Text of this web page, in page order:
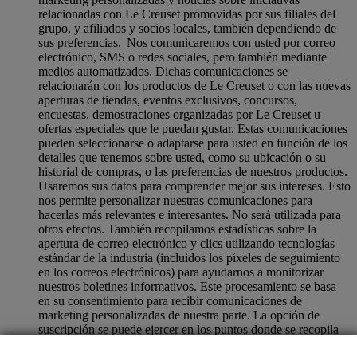
relacionadas con Le Creuset promovidas por sus filiales del
grupo, y afiliados y socios locales, también dependiendo de
sus preferencias. Nos comunicaremos con usted por correo
electrónico, SMS o redes sociales, pero también mediante
medios automatizados. Dichas comunicaciones se
relacionarán con los productos de Le Creuset o con las nuevas
aperturas de tiendas, eventos exclusivos, concursos,
encuestas, demostraciones organizadas por Le Creuset u
ofertas especiales que le puedan gustar. Estas comunicaciones
pueden seleccionarse o adaptarse para usted en función de los
detalles que tenemos sobre usted, como su ubicación o su
historial de compras, o las preferencias de nuestros productos.
Usaremos sus datos para comprender mejor sus intereses. Esto
nos permite personalizar nuestras comunicaciones para
hacerlas más relevantes e interesantes. No será utilizada para
otros efectos. También recopilamos estadísticas sobre la
apertura de correo electrónico y clics utilizando tecnologías
estándar de la industria (incluidos los píxeles de seguimiento
en los correos electrónicos) para ayudarnos a monitorizar
nuestros boletines informativos. Este procesamiento se basa
en su consentimiento para recibir comunicaciones de
marketing personalizadas de nuestra parte. La opción de
suscripción se puede ejercer en los puntos donde se recopila